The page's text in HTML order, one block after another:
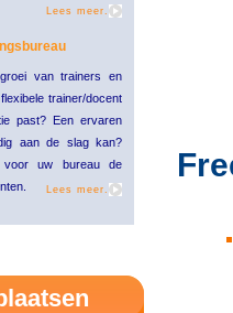
Lees meer.
van trainers en
trainer/docent
past? Een ervaren
aan de slag kan?
voor uw bureau de
Lees meer.